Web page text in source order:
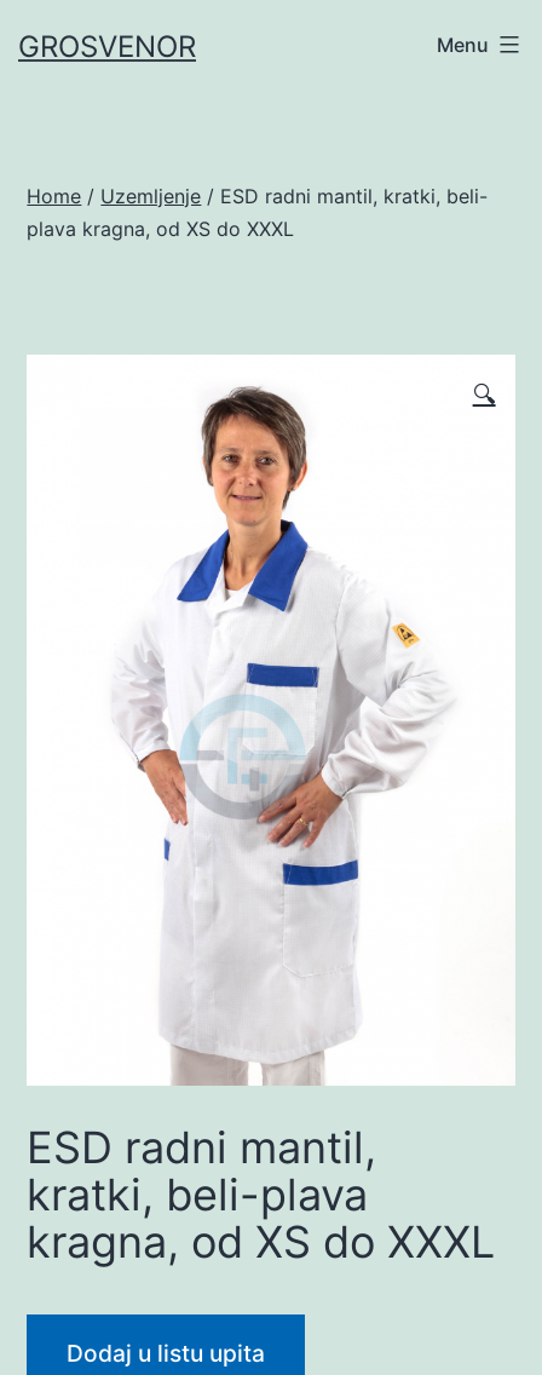
toGROSVENOR Menu
Home / Uzemljenje / ESD radni mantil, kratki, beli-
plava kragna, od XS do XXXL
🔍
ESD radni mantil,
kratki, beli-plava
kragna, od XS do XXXL
Dodaj u listu upita